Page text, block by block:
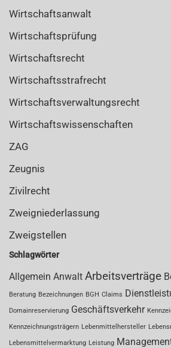
Wirtschaftsanwalt
Wirtschaftsprüfung
Wirtschaftsrecht
Wirtschaftsstrafrecht
Wirtschaftsverwaltungsrecht
Wirtschaftswissenschaften
ZAG
Zeugnis
Zivilrecht
Zweigniederlassung
Zweigstellen
Schlagwörter
Allgemein Anwalt Arbeitsverträge
Beratung Bezeichnungen BGH Claims
Domainreservierung Geschäftsverkehr
Kennzeichnungsträgern Lebenmittelhersteller
Lebensmittelvermarktung Leistung